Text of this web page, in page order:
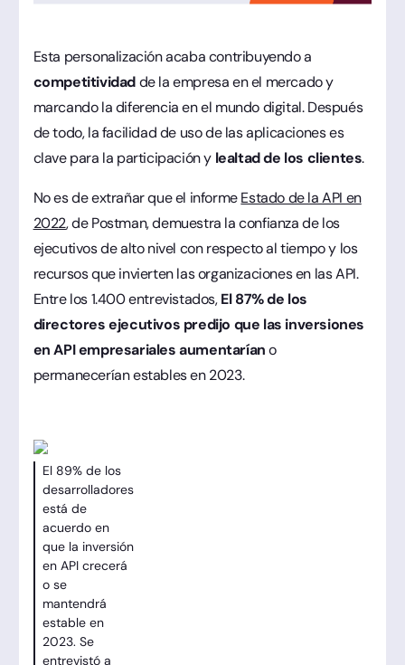
Esta personalización acaba contribuyendo a
competitividadde la empresa en el mercado y
marcando la diferencia en el mundo digital. Después
de todo, la facilidad de uso de las aplicaciones es
clave para la participación y lealtad de los clientes.
No es de extrañar que el informeEstado de la API en
2022, de Postman, demuestra la confianza de los
ejecutivos de alto nivel con respecto al tiempo y los
recursos que invierten las organizaciones en las API.
Entre los 1.400 entrevistados,El 87% de los
directores ejecutivos predijo que las inversiones
en API empresariales aumentaríano
permanecerían estables en 2023.
El 89% de los
desarrolladores
está de
acuerdo en
que la inversión
en API crecerá
o se
mantendrá
estable en
2023. Se
entrevistó a